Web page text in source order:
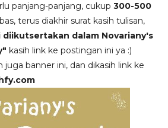
panjang-panjang, cukup 300-500
terus diakhir surat kasih tulisan,
diikutsertakan dalam Novariany's
kasih link ke postingan ini ya :)
juga banner ini, dan dikasih link ke